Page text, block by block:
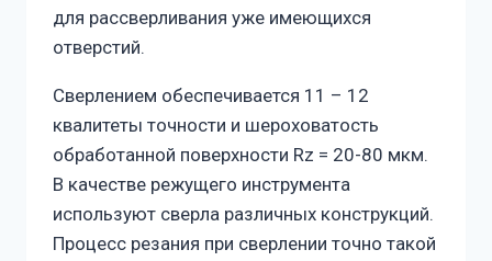
для рассверливания уже имеющихся
отверстий.
Сверлением обеспечивается 11 – 12
квалитеты точности и шероховатость
обработанной поверхности Rz = 20-80 мкм.
В качестве режущего инструмента
используют сверла различных конструкций.
Процесс резания при сверлении точно такой